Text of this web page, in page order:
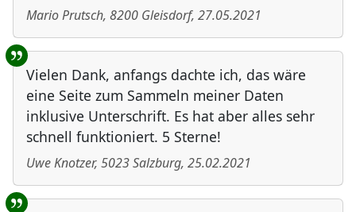
Mario Prutsch, 8200 Gleisdorf, 27.05.2021
Vielen Dank, anfangs dachte ich, das wäre
eine Seite zum Sammeln meiner Daten
inklusive Unterschrift. Es hat aber alles sehr
schnell funktioniert. 5 Sterne!
Uwe Knotzer, 5023Salzburg, 25.02.2021